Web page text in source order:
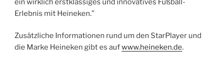
ein wirklich erstklassiges und innovatives Fußball-
Erlebnis mit Heineken.”
Zusätzliche Informationen rund um den StarPlayer und
die Marke Heineken gibt es aufwww.heineken.de.